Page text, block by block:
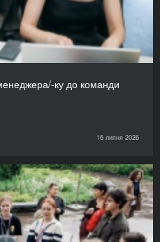
ку до команди
16 липня 2026